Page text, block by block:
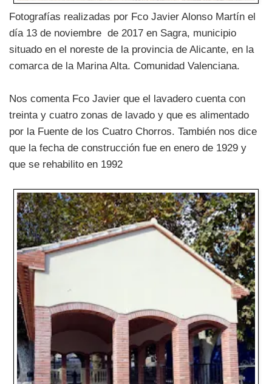
Fotografías realizadas por Fco Javier Alonso Martín el
día 13 de noviembre de 2017 en Sagra, municipio
situado en el noreste de la provincia de Alicante, en la
comarca de la Marina Alta. Comunidad Valenciana.
Nos comenta Fco Javier que el lavadero cuenta con
treinta y cuatro zonas de lavado y que es alimentado
por la Fuente de los Cuatro Chorros. También nos dice
que la fecha de construcción fue en enero de 1929 y
que se rehabilito en 1992